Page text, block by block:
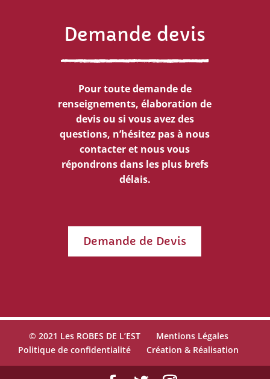
Demande devis
Pour toute demande de
renseignements, élaboration de
devis ou si vous avez des
questions, n’hésitez pas à nous
contacter et nous vous
répondrons dans les plus brefs
délais.
Demande de Devis
© 2021 Les ROBES DE L’EST
Mentions Légales
Politique de confidentialité
Création & Réalisation